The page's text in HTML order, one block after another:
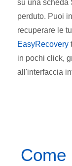
su una scheda
perduto. Puoi
recuperare le
EasyRecovery
in pochi click,
all'interfaccia
Come